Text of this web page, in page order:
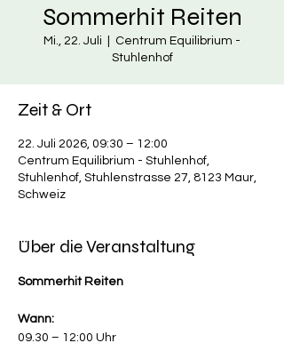
Sommerhit Reiten
Mi., 22. Juli
Centrum Equilibrium -
Stuhlenhof
Zeit & Ort
22. Juli 2026, 09:30 – 12:00
Centrum Equilibrium - Stuhlenhof,
Stuhlenhof, Stuhlenstrasse 27, 8123 Maur,
Schweiz
Über die Veranstaltung
Sommerhit Reiten
Wann:
09.30 – 12:00 Uhr